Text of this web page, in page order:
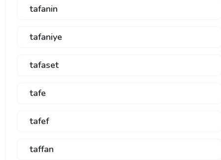
tafanin
tafaniye
tafaset
tafe
tafef
taffan